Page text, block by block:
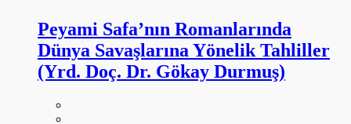
Peyami Safa’nın Romanlarında
Dünya Savaşlarına Yönelik Tahliller
(Yrd. Doç. Dr. Gökay Durmuş)